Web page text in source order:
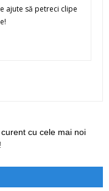
ajute să petreci clipe
cu cele mai noi